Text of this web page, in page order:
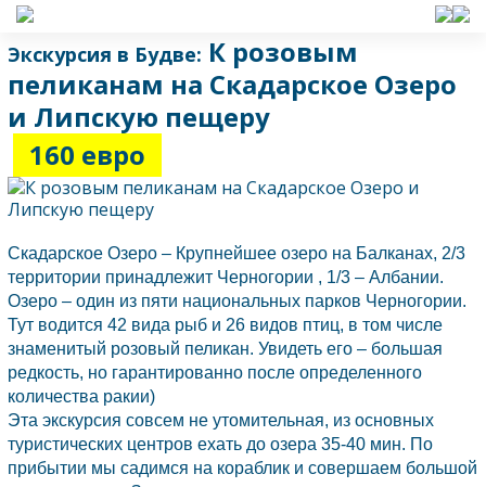
Экскурсия в Будве: К розовым
пеликанам на Скадарское Озеро
и Липскую пещеру
160 евро
Скадарское Озеро – Крупнейшее озеро на Балканах, 2/3
территории принадлежит Черногории , 1/3 – Албании.
Озеро – один из пяти национальных парков Черногории.
Тут водится 42 вида рыб и 26 видов птиц, в том числе
знаменитый розовый пеликан. Увидеть его – большая
редкость, но гарантированно после определенного
количества ракии)
Эта экскурсия совсем не утомительная, из основных
туристических центров ехать до озера 35-40 мин. По
прибытии мы садимся на кораблик и совершаем большой